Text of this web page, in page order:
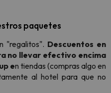
paquetes
"regalitos". Descuentos en
no llevar efectivo encima
en tiendas (compras algo en
al hotel para que no